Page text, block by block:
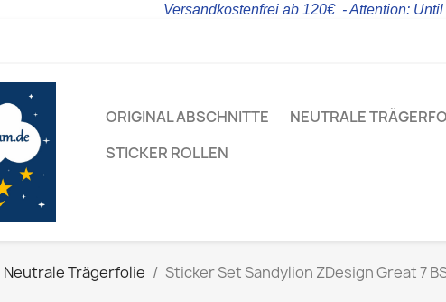
Versandkostenfrei ab 120€ - Attention:
ORIGINAL ABSCHNITTE NEUTRALE
STICKER ROLLEN
Neutrale Trägerfolie
Sticker Set Sandylion ZDesign Great 7